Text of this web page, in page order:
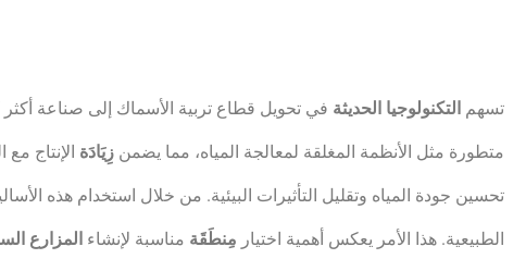
تسهم التكنولوجيا الحديثة في تحويل قطاع تربية الأسماك إلى صناعة أكثر
متطورة مثل الأنظمة المغلقة لمعالجة المياه، مما يضمنزِيَادَة الإنتاج
تحسين جودة المياه وتقليل التأثيرات البيئية. من خلال استخدام هذه
الطبيعية. هذا الأمر يعكس أهمية اختيار مِنطَقَة مناسبة لإنشاء المزارع